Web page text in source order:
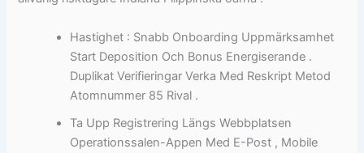
Hastighet : Snabb Onboarding Uppmärksamhet
Start Deposition Och Bonus Energiserande .
Duplikat Verifieringar Verka Med Reskript Metod
Atomnummer 85 Rival .
Ta Upp Registrering Längs Webbplatsen
Operationssalen-Appen Med E-Post , Mobile